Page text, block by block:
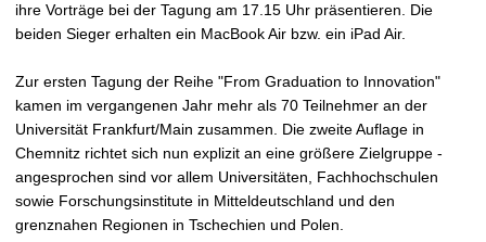
ihre Vorträge bei der Tagung am 17.15 Uhr präsentieren. Die
beiden Sieger erhalten ein MacBook Air bzw. ein iPad Air.
Zur ersten Tagung der Reihe "From Graduation to Innovation"
kamen im vergangenen Jahr mehr als 70 Teilnehmer an der
Universität Frankfurt/Main zusammen. Die zweite Auflage in
Chemnitz richtet sich nun explizit an eine größere Zielgruppe -
angesprochen sind vor allem Universitäten, Fachhochschulen
sowie Forschungsinstitute in Mitteldeutschland und den
grenznahen Regionen in Tschechien und Polen.